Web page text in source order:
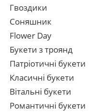
Гвоздики
Соняшник
Flower Day
Букети з троянд
Патріотичні букети
Класичні букети
Вітальні букети
Романтичні букети